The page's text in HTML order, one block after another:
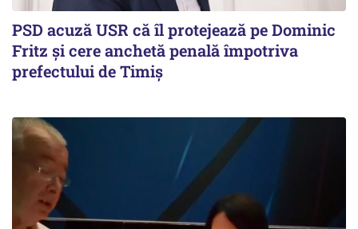
PSD acuză USR că îl protejează pe Dominic
Fritz și cere anchetă penală împotriva
prefectului de Timiș